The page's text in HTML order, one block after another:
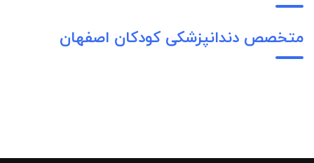
متخصص دندانپزشکی کودکان اصفهان